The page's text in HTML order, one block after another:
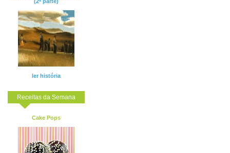
ler história
Receitas da Semana
Cake Pops